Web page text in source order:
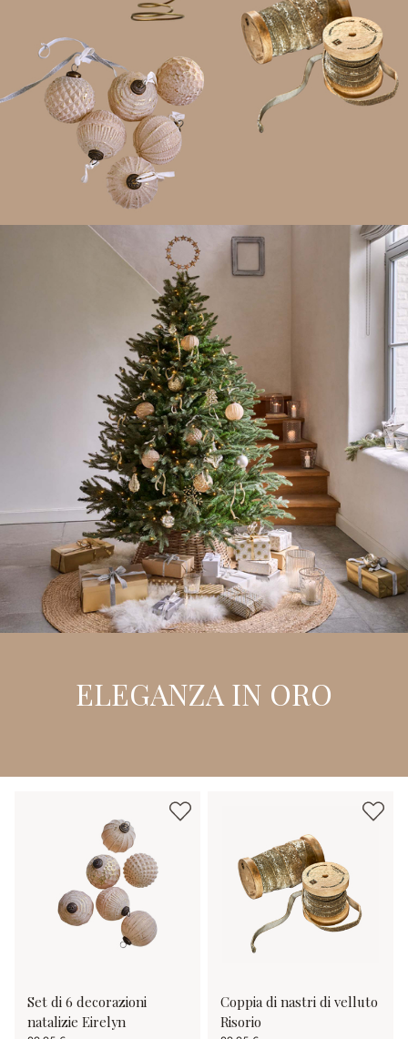
ELEGANZA IN ORO
Set di 6 decorazioni
natalizie Eirelyn
Coppia di nastri di velluto
Risorio